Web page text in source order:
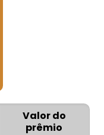
Valor do
prêmio